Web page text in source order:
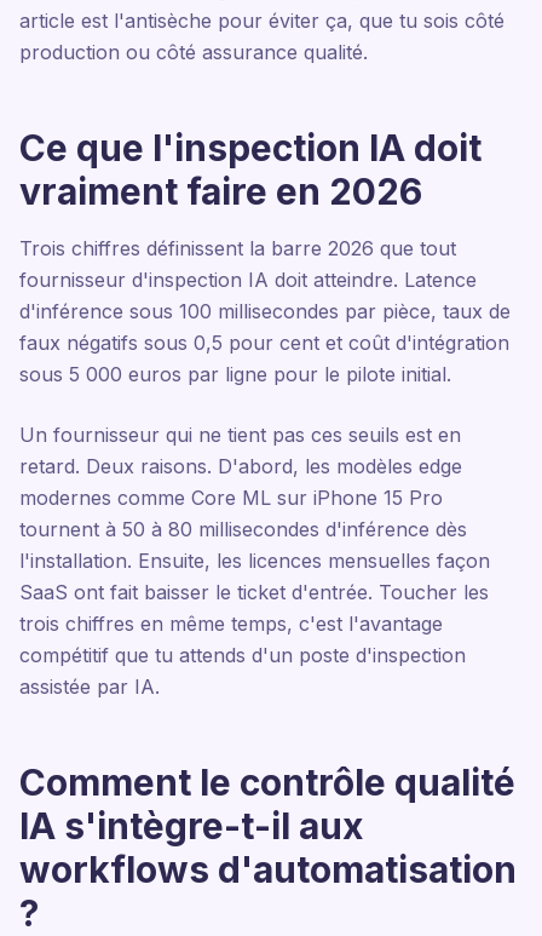
article est l'antisèche pour éviter ça, que tu sois côté
production ou côté assurance qualité.
Ce que l'inspection IA doit
vraiment faire en 2026
Trois chiffres définissent la barre 2026 que tout
fournisseur d'inspection IA doit atteindre. Latence
d'inférence sous 100 millisecondes par pièce, taux de
faux négatifs sous 0,5 pour cent et coût d'intégration
sous 5 000 euros par ligne pour le pilote initial.
Un fournisseur qui ne tient pas ces seuils est en
retard. Deux raisons. D'abord, les modèles edge
modernes comme Core ML sur iPhone 15 Pro
tournent à 50 à 80 millisecondes d'inférence dès
l'installation. Ensuite, les licences mensuelles façon
SaaS ont fait baisser le ticket d'entrée. Toucher les
trois chiffres en même temps, c'est l'avantage
compétitif que tu attends d'un poste d'inspection
assistée par IA.
Comment le contrôle qualité
IA s'intègre-t-il aux
workflows d'automatisation
?